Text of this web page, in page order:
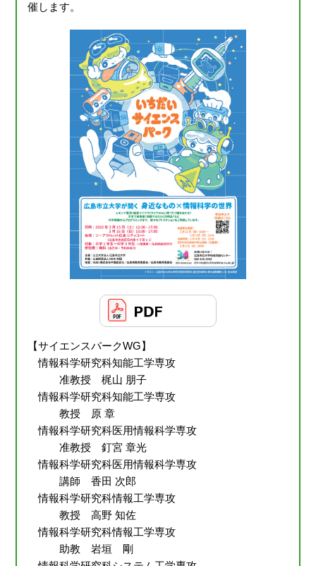
催します。
【サイエンスパークWG】
情報科学研究科知能工学専攻
准教授 梶山 朋子
情報科学研究科知能工学専攻
教授 原 章
情報科学研究科医用情報科学専攻
准教授 釘宮 章光
情報科学研究科医用情報科学専攻
講師 香田 次郎
情報科学研究科情報工学専攻
教授 高野 知佐
情報科学研究科情報工学専攻
助教 岩垣 剛